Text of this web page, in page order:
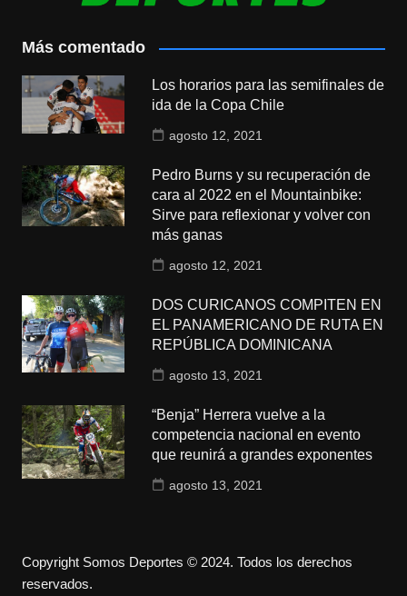
Más comentado
Los horarios para las semifinales de
ida de la Copa Chile
agosto 12, 2021
Pedro Burns y su recuperación de
cara al 2022 en el Mountainbike:
Sirve para reflexionar y volver con
más ganas
agosto 12, 2021
DOS CURICANOS COMPITEN EN
EL PANAMERICANO DE RUTA EN
REPÚBLICA DOMINICANA
agosto 13, 2021
“Benja” Herrera vuelve a la
competencia nacional en evento
que reunirá a grandes exponentes
agosto 13, 2021
Copyright Somos Deportes © 2024. Todos los derechos
reservados.